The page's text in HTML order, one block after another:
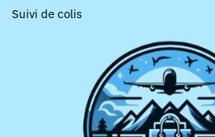
Suivi de colis